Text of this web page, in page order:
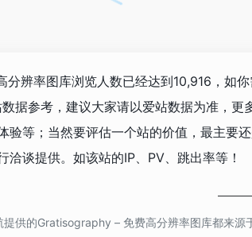
辨率图库浏览人数已经达到10,916，如
据参考，建议大家请以爱站数据为准，
验等；当然要评估一个站的价值，最主
洽谈提供。如该站的IP、PV、跳出率等！
供的Gratisography – 免费高分辨率图库都来